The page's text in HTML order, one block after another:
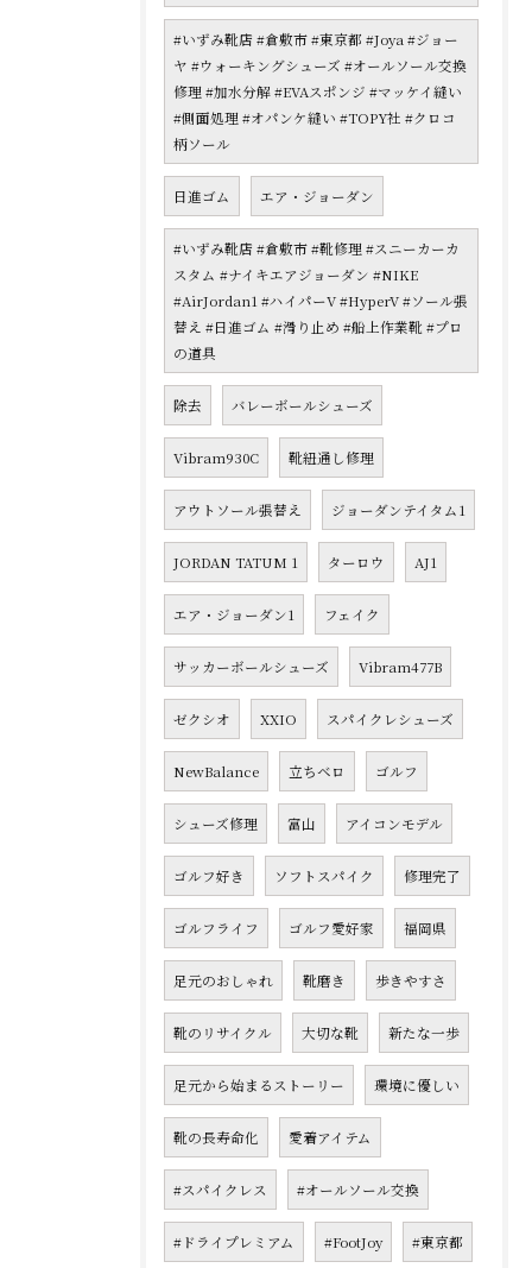
#いずみ靴店 #倉敷市 #東京都 #Joya #ジョー
ヤ #ウォーキングシューズ #オールソール交換
修理 #加水分解 #EVAスポンジ #マッケイ縫い
#側面処理 #オパンケ縫い #TOPY社 #クロコ
柄ソール
日進ゴム エア・ジョーダン
#いずみ靴店 #倉敷市 #靴修理 #スニーカーカ
スタム #ナイキエアジョーダン #NIKE
#AirJordan1 #ハイパーV #HyperV #ソール張
替え #日進ゴム #滑り止め #船上作業靴 #プロ
の道具
除去 バレーボールシューズ
Vibram930C 靴紐通し修理
アウトソール張替え ジョーダンテイタム1
JORDAN TATUM 1 ターロウ AJ1
エア・ジョーダン1 フェイク
サッカーボールシューズ Vibram477B
ゼクシオ XXIO スパイクレシューズ
NewBalance 立ちベロ ゴルフ
シューズ修理 富山 アイコンモデル
ゴルフ好き ソフトスパイク 修理完了
ゴルフライフ ゴルフ愛好家 福岡県
足元のおしゃれ 靴磨き 歩きやすさ
靴のリサイクル 大切な靴 新たな一歩
足元から始まるストーリー 環境に優しい
靴の長寿命化 愛着アイテム
#スパイクレス #オールソール交換
#ドライプレミアム #FootJoy #東京都